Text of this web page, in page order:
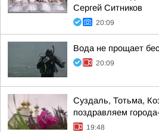
Сергей Ситников
20:09
Вода не прощает
20:09
Суздаль, Тотьма,
поздравляем
19:48